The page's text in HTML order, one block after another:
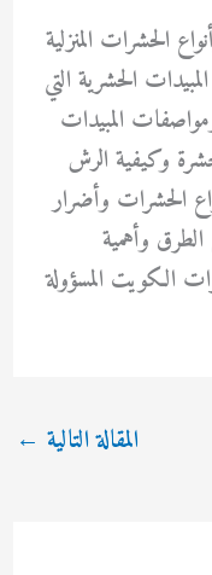
الحشرات المنزلية
الحشرية التي
المبيدات
وكيفية الرش
الحشرات وأضرار
وأهمية
الكويت المسؤولة
المقالة التالية ←